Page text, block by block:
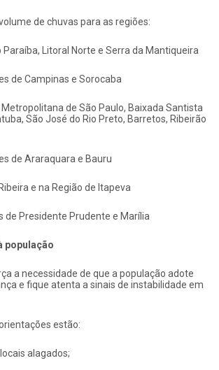
de chuvas para as regiões:
Paraíba, Litoral Norte e Serra da Mantiqueira
de Campinas e Sorocaba
de São Paulo, Baixada Santista
São José do Rio Preto, Barretos, Ribeirão
de Araraquara e Bauru
e na Região de Itapeva
de Presidente Prudente e Marília
população
a necessidade de que a população adote
e fique atenta a sinais de instabilidade em
estão:
alagados;